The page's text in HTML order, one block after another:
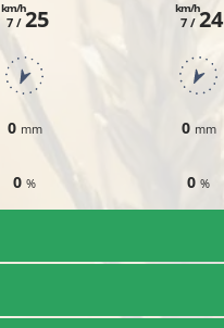
7 /
km/h25
0 mm
0%
7 /
km/h24
0 mm
0%